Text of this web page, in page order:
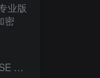
业版
密
コ